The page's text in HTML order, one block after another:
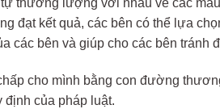
thương lượng với nhau về các
đạt kết quả, các bên có thể lựa
các bên và giúp cho các bên
cho mình bằng con đường
định của pháp luật.